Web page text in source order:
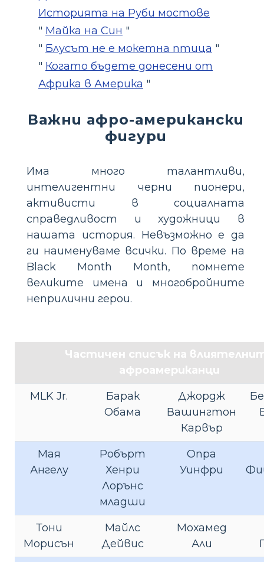
Историята на Руби мостове
" Майка на Син "
" Блусът не е мокетна птица "
" Когато бъдете донесени от
Африка в Америка "
Важни афро-американски
фигури
Има много талантливи,
интелигентни черни пионери,
активисти в социалната
справедливост и художници в
нашата история. Невъзможно е да
ги наименуваме всички. По време на
Black Month Month, помнете
великите имена и многобройните
неприлични герои.
Частичен списък на
афроамериканци
MLK Jr.
Барак
Обама
Джордж
Вашингтон
Карвър
Мая
Ангелу
Робърт
Хенри
Лорънс
младши
Опра
Уинфри
Тони
Морисън
Майлс
Дейвис
Мохамед
Али